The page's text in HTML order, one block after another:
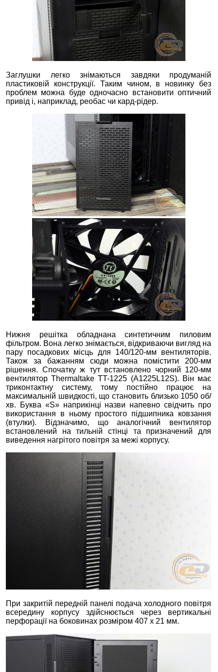
Заглушки легко знімаються завдяки продуманій
пластиковій конструкції. Таким чином, в новинку без
проблем можна буде одночасно встановити оптичний
привід і, наприклад, реобас чи кард-рідер.
Нижня решітка обладнана синтетичним пиловим
фільтром. Вона легко знімається, відкриваючи вигляд на
пару посадкових місць для 140/120-мм вентиляторів.
Також за бажанням сюди можна помістити 200-мм
рішення. Спочатку ж тут встановлено чорний 120-мм
вентилятор Thermaltake TT-1225 (A1225L12S). Він має
триконтактну систему, тому постійно працює на
максимальній швидкості, що становить близько 1050 об/
хв. Буква «S» наприкінці назви напевно свідчить про
використання в ньому простого підшипника ковзання
(втулки). Відзначимо, що аналогічний вентилятор
встановлений на тильній стінці та призначений для
виведення нагрітого повітря за межі корпусу.
При закритій передній панелі подача холодного повітря
всередину корпусу здійснюється через вертикальні
перфорації на боковинах розміром 407 х 21 мм.